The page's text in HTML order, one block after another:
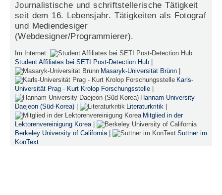
Journalistische und schriftstellerische Tätigkeit
seit dem 16. Lebensjahr. Tätigkeiten als Fotograf
und Mediendesiger
(Webdesigner/Programmierer).
Im Internet:
Student Affiliates bei SETI Post-Detection Hub
Masaryk-Universität Brünn
Karls-
Universität Prag - Kurt Krolop Forschungsstelle
Hannam University
Daejeon (Süd-Korea)
Literaturkritik
Mitglied in der
Lektorenvereinigung Korea
Berkeley University of California
Suttner im
KonText